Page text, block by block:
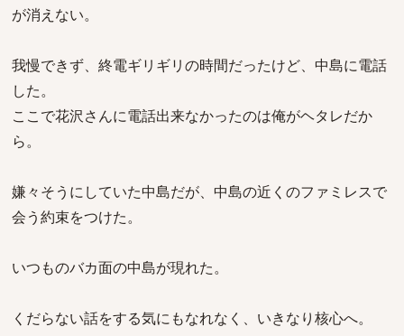
が消えない。
我慢できず、終電ギリギリの時間だったけど、中島に電話
した。
ここで花沢さんに電話出来なかったのは俺がヘタレだか
ら。
嫌々そうにしていた中島だが、中島の近くのファミレスで
会う約束をつけた。
いつものバカ面の中島が現れた。
くだらない話をする気にもなれなく、いきなり核心へ。